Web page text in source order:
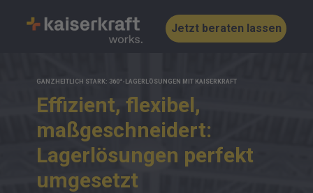
Jetzt beraten lassen
GANZHEITLICH STARK: 360°-LAGERLÖSUNGEN MIT KAISERKRAFT
Effizient, flexibel,
maßgeschneidert:
Lagerlösungen perfekt
umgesetzt